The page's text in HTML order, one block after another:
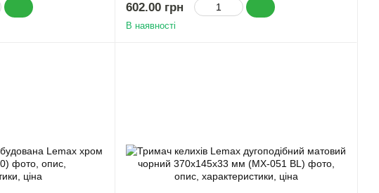
602.00 грн
В наявності